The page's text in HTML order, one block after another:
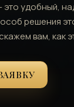
это удобный,
решения
вам, как